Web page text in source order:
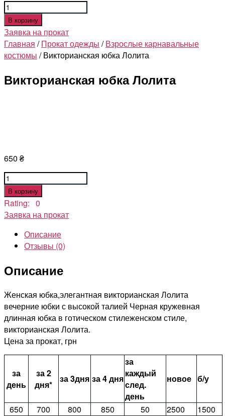
Количество
товара
Викторианская
юбка
Лолита
В корзину
Заявка на прокат
Главная /Прокат одежды /Взрослые карнавальные
костюмы / Викторианская юбка Лолита
Викторианская юбка Лолита
650 ₴
Количество
товара
Викторианская
юбка
В корзину
Rating: 0
Заявка на прокат
Описание
Отзывы (0)
Описание
Женская юбка,элегантная викторианская Лолита
вечерние юбки с высокой талией Черная кружевная
длинная юбка в готическом стилеженском стиле,
викторианская Лолита.
Цена за прокат, грн
за
день
за 2
дня*
за 3дня за 4 дня
за
каждый
след.
день
новое б/у
650 700 800 850 50 2500
1500